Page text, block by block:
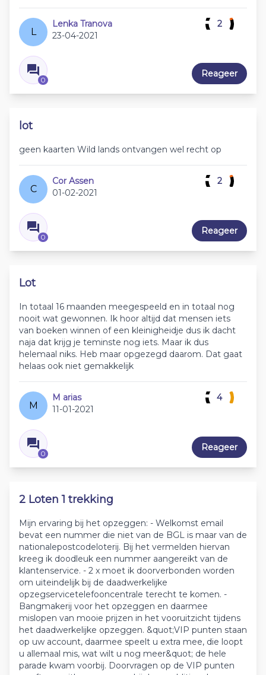
L
Lenka Tranova
23-04-2021
0
2
Reageer
lot
geen kaarten Wild lands ontvangen wel recht op
C
Cor Assen
01-02-2021
0
2
Reageer
Lot
In totaal 16 maanden meegespeeld en in totaal nog
nooit wat gewonnen. Ik hoor altijd dat mensen iets
van boeken winnen of een kleinigheidje dus ik dacht
naja dat krijg je teminste nog iets. Maar ik dus
helemaal niks. Heb maar opgezegd daarom. Dat gaat
helaas ook niet gemakkelijk
M
M arias
11-01-2021
0
4
Reageer
2 Loten 1 trekking
Mijn ervaring bij het opzeggen: - Welkomst email
bevat een nummer die niet van de BGL is maar van de
nationalepostcodeloterij. Bij het vermelden hiervan
kreeg ik doodleuk een nummer aangereikt van de
klantenservice. - 2 x moet ik doorverbonden worden
om uiteindelijk bij de daadwerkelijke
opzegservicetelefooncentrale terecht te komen. -
Bangmakerij voor het opzeggen en daarmee
mislopen van mooie prijzen in het vooruitzicht tijdens
het daadwerkelijke opzeggen. &quot;VIP punten staan
op uw account, daarmee speelt u extra mee, die loopt
u allemaal mis, wat wilt u nog meer&quot; de hele
parade kwam voorbij. Doorvragen op de VIP punten